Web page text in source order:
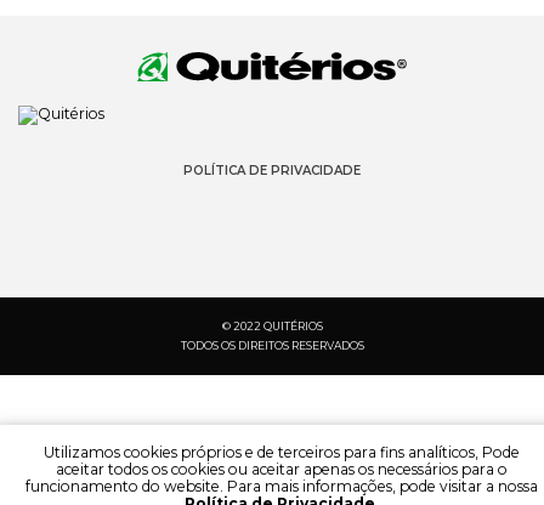
POLÍTICA DE PRIVACIDADE
© 2022 QUITÉRIOS
TODOS OS DIREITOS RESERVADOS
Utilizamos cookies próprios e de terceiros para fins analíticos, Pode
aceitar todos os cookies ou aceitar apenas os necessários para o
funcionamento do website. Para mais informações, pode visitar a nossa